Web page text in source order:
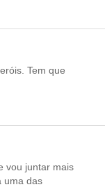
Tem que
vou juntar mais
uma das